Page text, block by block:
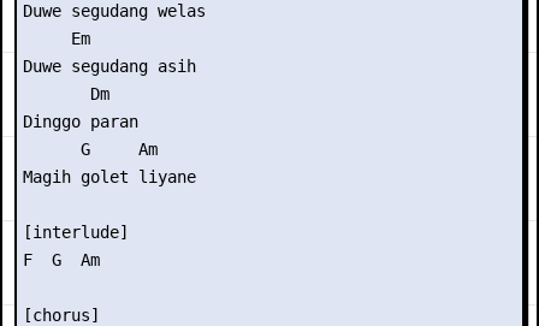
Duwe segudang welas
     Em
Duwe segudang asih
       Dm
Dinggo paran
      G     Am
Magih golet liyane
[interlude]
F  G  Am
[chorus]